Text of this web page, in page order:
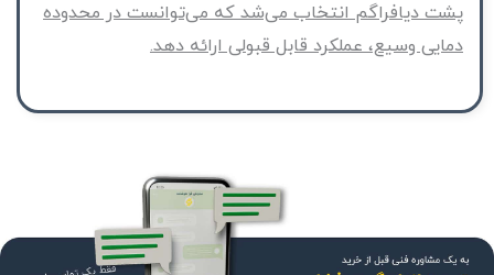
پشت دیافراگم انتخاب می‌شد که می‌توانست در محدوده
دمایی وسیع، عملکرد قابل قبولی ارائه دهد.